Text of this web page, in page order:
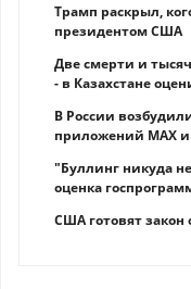
Трамп раскрыл,
президентом США
Две смерти и
- в Казахстане
В России
приложений MAX и
"Буллинг никуда
оценка
США готовят